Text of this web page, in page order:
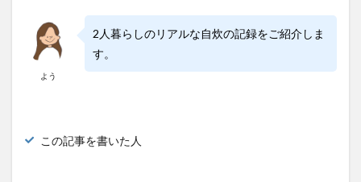
よう
2人暮らしのリアルな自炊の記録をご紹介しま
す。
この記事を書いた人